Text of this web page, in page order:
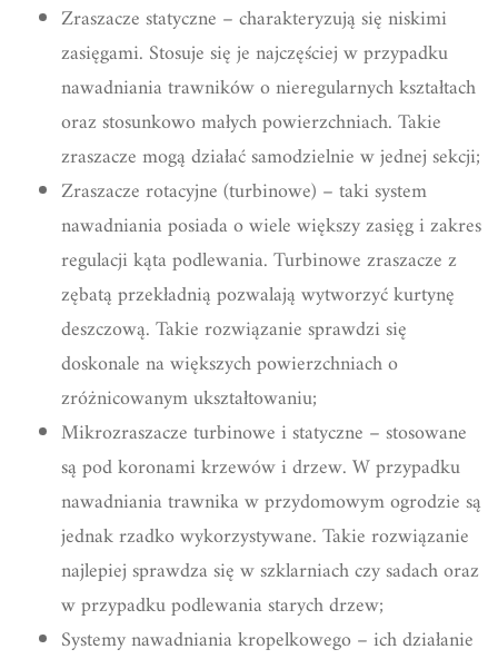
Zraszacze statyczne – charakteryzują się niskimi
zasięgami. Stosuje się je najczęściej w przypadku
nawadniania trawników o nieregularnych kształtach
oraz stosunkowo małych powierzchniach. Takie
zraszacze mogą działać samodzielnie w jednej sekcji;
Zraszacze rotacyjne (turbinowe) – taki system
nawadniania posiada o wiele większy zasięg i zakres
regulacji kąta podlewania. Turbinowe zraszacze z
zębatą przekładnią pozwalają wytworzyć kurtynę
deszczową. Takie rozwiązanie sprawdzi się
doskonale na większych powierzchniach o
zróżnicowanym ukształtowaniu;
Mikrozraszacze turbinowe i statyczne – stosowane
są pod koronami krzewów i drzew. W przypadku
nawadniania trawnika w przydomowym ogrodzie są
jednak rzadko wykorzystywane. Takie rozwiązanie
najlepiej sprawdza się w szklarniach czy sadach oraz
w przypadku podlewania starych drzew;
Systemy nawadniania kropelkowego – ich działanie